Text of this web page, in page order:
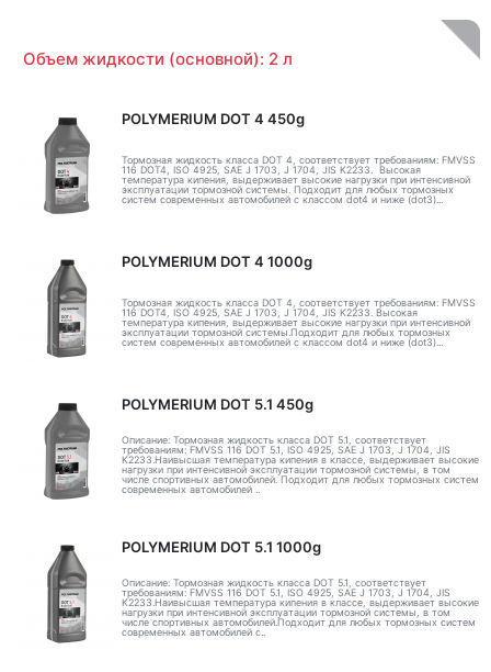
Объем жидкости (основной): 2 л
POLYMERIUM DOT 4 450g
Тормозная жидкость класса DOT 4, соответствует требованиям: FMVSS
116 DOT4, ISO 4925, SAE J 1703, J 1704, JIS K2233. Высокая
температура кипения, выдерживает высокие нагрузки при интенсивной
эксплуатации тормозной системы. Подходит для любых тормозных
систем современных автомобилей с классом dot4 и ниже (dot3)...
POLYMERIUM DOT 4 1000g
Тормозная жидкость класса DOT 4, соответствует требованиям: FMVSS
116 DOT4, ISO 4925, SAE J 1703, J 1704, JIS K2233. Высокая
температура кипения, выдерживает высокие нагрузки при интенсивной
эксплуатации тормозной системы.Подходит для любых тормозных
систем современных автомобилей с классом dot4 и ниже (dot3)...
POLYMERIUM DOT 5.1 450g
Описание: Тормозная жидкость класса DOT 5.1, соответствует
требованиям: FMVSS 116 DOT 5.1, ISO 4925, SAE J 1703, J 1704, JIS
K2233.Наивысшая температура кипения в классе, выдерживает высокие
нагрузки при интенсивной эксплуатации тормозной системы, в том
числе спортивных автомобилей. Подходит для любых тормозных систем
современных автомобилей ..
POLYMERIUM DOT 5.1 1000g
Описание: Тормозная жидкость класса DOT 5.1, соответствует
требованиям: FMVSS 116 DOT 5.1, ISO 4925, SAE J 1703, J 1704, JIS
K2233.Наивысшая температура кипения в классе, выдерживает высокие
нагрузки при интенсивной эксплуатации тормозной системы, в том
числе спортивных автомобилей.Подходит для любых тормозных систем
современных автомобилей с..